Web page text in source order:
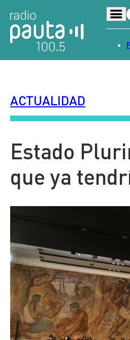
ACTUALIDAD
Estado
que ya